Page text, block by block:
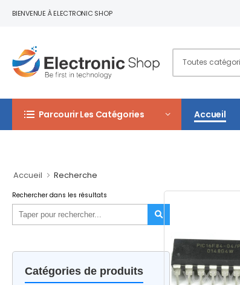
BIENVENUE À ELECTRONIC SHOP
Parcourir Les Catégories Accueil
Accueil Recherche
Rechercher dans les résultats
Catégories de produits